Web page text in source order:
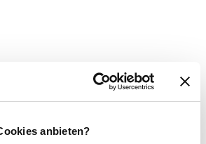
anbieten?
ausreichend Flüssigkeit (Wasser, Tee).